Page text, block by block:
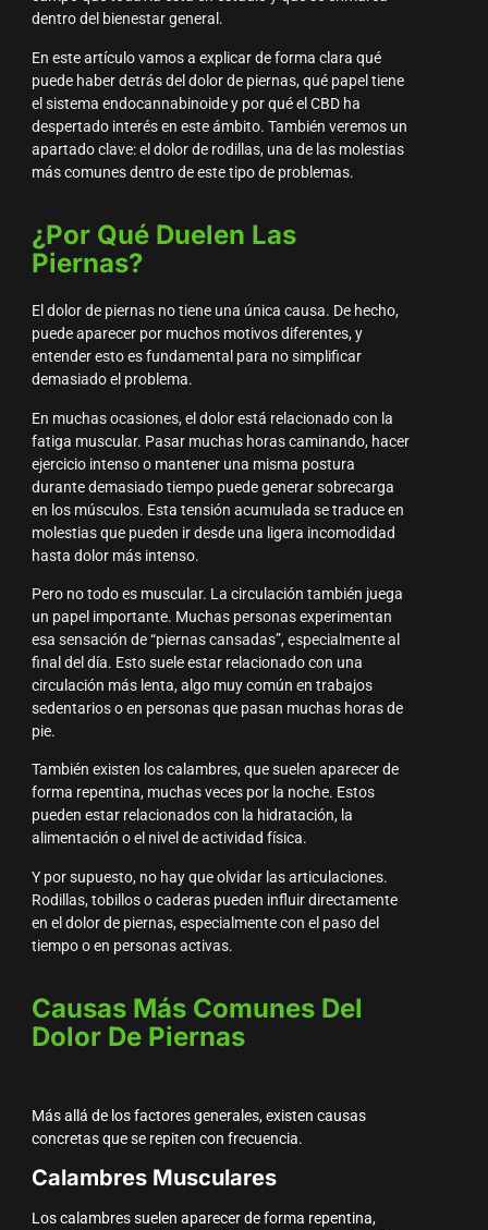
dentro del bienestar general.
En este artículo vamos a explicar de forma clara qué
puede haber detrás del dolor de piernas, qué papel tiene
el sistema endocannabinoide y por qué el CBD ha
despertado interés en este ámbito. También veremos un
apartado clave: el dolor de rodillas, una de las molestias
más comunes dentro de este tipo de problemas.
¿Por Qué Duelen Las
Piernas?
El dolor de piernas no tiene una única causa. De hecho,
puede aparecer por muchos motivos diferentes, y
entender esto es fundamental para no simplificar
demasiado el problema.
En muchas ocasiones, el dolor está relacionado con la
fatiga muscular. Pasar muchas horas caminando, hacer
ejercicio intenso o mantener una misma postura
durante demasiado tiempo puede generar sobrecarga
en los músculos. Esta tensión acumulada se traduce en
molestias que pueden ir desde una ligera incomodidad
hasta dolor más intenso.
Pero no todo es muscular. La circulación también juega
un papel importante. Muchas personas experimentan
esa sensación de “piernas cansadas”, especialmente al
final del día. Esto suele estar relacionado con una
circulación más lenta, algo muy común en trabajos
sedentarios o en personas que pasan muchas horas de
pie.
También existen los calambres, que suelen aparecer de
forma repentina, muchas veces por la noche. Estos
pueden estar relacionados con la hidratación, la
alimentación o el nivel de actividad física.
Y por supuesto, no hay que olvidar las articulaciones.
Rodillas, tobillos o caderas pueden influir directamente
en el dolor de piernas, especialmente con el paso del
tiempo o en personas activas.
Causas Más Comunes Del
Dolor De Piernas
Más allá de los factores generales, existen causas
concretas que se repiten con frecuencia.
Calambres Musculares
Los calambres suelen aparecer de forma repentina,